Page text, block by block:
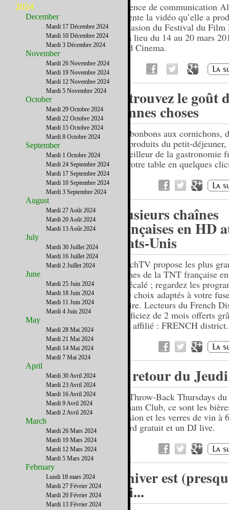
L’agence de communication
présente la vidéo qu’elle a
l’occasion du Festival du
qui a lieu du 14 au 20 mars
Quad Cinema.
Retrouvez le goût
bonnes choses
Des bonbons aux cornichons,
aux produits du petit-
le meilleur de la gastronomie
sur votre table en quelques
Plusieurs chaînes
françaises en HD
Etats-Unis
FrenchTV propose les plus
chaînes de la TNT française
en décalé ; regardez les
votre choix adaptés à votre
horaire. Lecteurs du French
bénéficiez de 2 mois offerts
code affilié : FRENCH district.
Le retour du Jeudi
Les Throw-Back Thursdays
Gotham Club, ce sont les
pression et les verres de vin à
billard gratuit et un DJ live.
L'hiver est
fini...
2024
December
Mardi 17 Décembre 2024
Mardi 10 Décembre 2024
Mardi 3 Décembre 2024
November
Mardi 26 Novembre 2024
Mardi 19 Novembre 2024
Mardi 12 Novembre 2024
Mardi 5 Novembre 2024
October
Mardi 29 Octobre 2024
Mardi 22 Octobre 2024
Mardi 15 Octobre 2024
Mardi 8 Octobre 2024
September
Mardi 1 Octobre 2024
Mardi 24 Septembre 2024
Mardi 17 Septembre 2024
Mardi 10 Septembre 2024
Mardi 3 Septembre 2024
August
Mardi 27 Août 2024
Mardi 20 Août 2024
Mardi 13 Août 2024
July
Mardi 30 Juillet 2024
Mardi 16 Juillet 2024
Mardi 2 Juillet 2024
June
Mardi 25 Juin 2024
Mardi 18 Juin 2024
Mardi 11 Juin 2024
Mardi 4 Juin 2024
May
Mardi 28 Mai 2024
Mardi 21 Mai 2024
Mardi 14 Mai 2024
Mardi 7 Mai 2024
April
Mardi 30 Avril 2024
Mardi 23 Avril 2024
Mardi 16 Avril 2024
Mardi 9 Avril 2024
Mardi 2 Avril 2024
March
Mardi 26 Mars 2024
Mardi 19 Mars 2024
Mardi 12 Mars 2024
Mardi 5 Mars 2024
February
Lundi 18 mars 2024
Mardi 27 Février 2024
Mardi 20 Février 2024
Mardi 13 Février 2024